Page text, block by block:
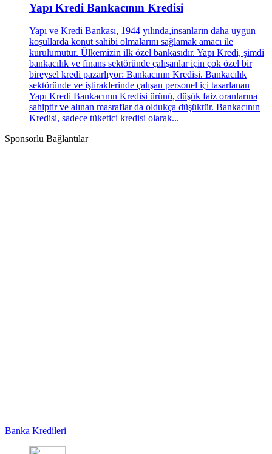
Yapı Kredi Bankacının Kredisi
Yapı ve Kredi Bankası, 1944 yılında,insanların daha uygun
koşullarda konut sahibi olmalarını sağlamak amacı ile
kurulumutur. Ülkemizin ilk özel bankasıdır. Yapı Kredi, şimdi
bankacılık ve finans sektöründe çalışanlar için çok özel bir
bireysel kredi pazarlıyor: Bankacının Kredisi. Bankacılık
sektöründe ve iştiraklerinde çalışan personel içi tasarlanan
Yapı Kredi Bankacının Kredisi ürünü, düşük faiz oranlarına
sahiptir ve alınan masraflar da oldukça düşüktür. Bankacının
Kredisi, sadece tüketici kredisi olarak...
Sponsorlu Bağlantılar
Banka Kredileri